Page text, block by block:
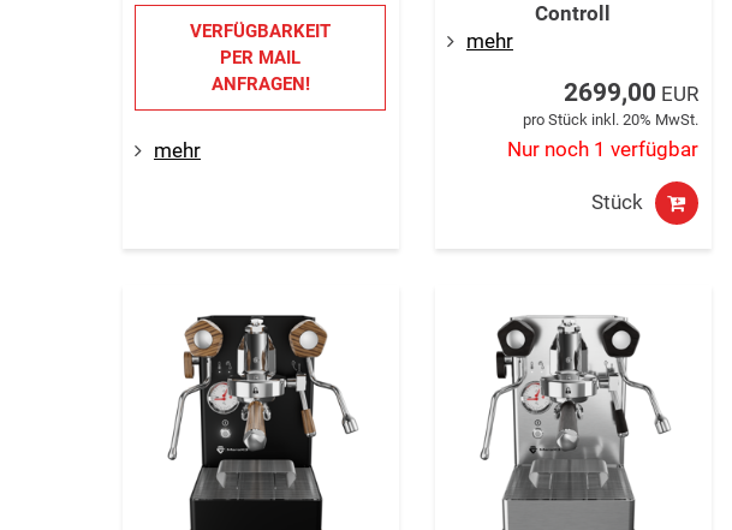
VERFÜGBARKEIT
PER MAIL
ANFRAGEN!
mehr
Controll
mehr
2699,00 EUR
pro Stück inkl. 20% MwSt.
Nur noch 1 verfügbar
Stück